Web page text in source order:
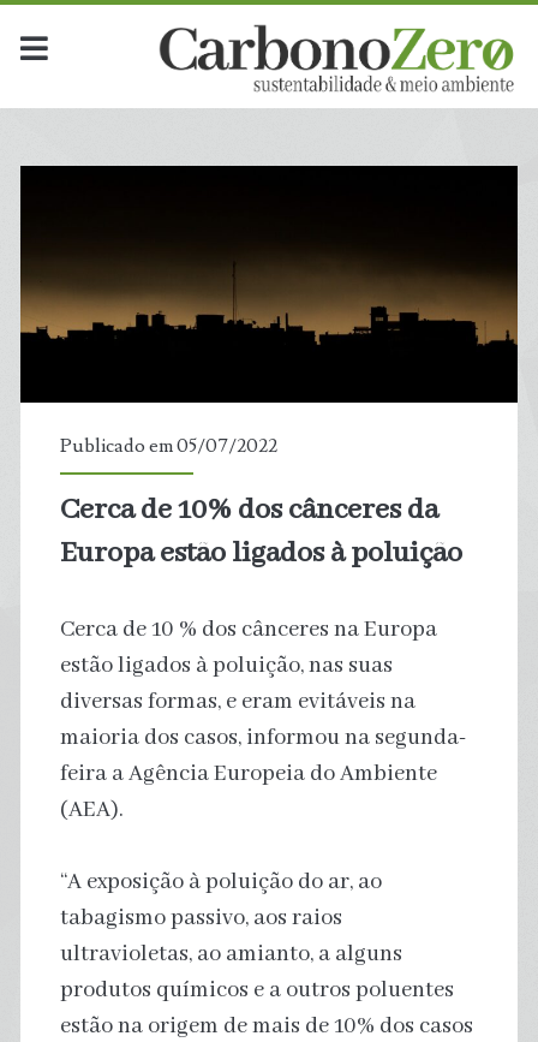
Publicado em 05/07/2022
Cerca de 10% dos cânceres da
Europa estão ligados à poluição
Cerca de 10 % dos cânceres na Europa
estão ligados à poluição, nas suas
diversas formas, e eram evitáveis na
maioria dos casos, informou na segunda-
feira a Agência Europeia do Ambiente
(AEA).
“A exposição à poluição do ar, ao
tabagismo passivo, aos raios
ultravioletas, ao amianto, a alguns
produtos químicos e a outros poluentes
estão na origem de mais de 10% dos casos